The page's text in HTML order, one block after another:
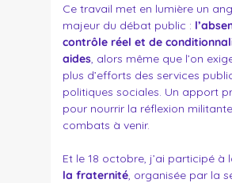
Ce travail met en lumière un
majeur du débat public :
contrôle réel et de
aides, alors même que l’on
plus d’efforts des services
politiques sociales. Un apport
pour nourrir la réflexion
combats à venir.
Et le 18 octobre, j’ai participé à
la fraternité, organisée par la